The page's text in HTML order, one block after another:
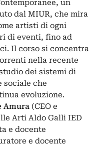
un
dal MIUR, che mira
artisti di ogni
di eventi, fino ad
Il corso si concentra
nella recente
dei sistemi di
sociale che
evoluzione.
Amura (CEO e
Arti Aldo Galli IED
e docente
e docente